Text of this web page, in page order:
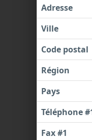
Adresse
Ville
Code postal
Région
Pays
Téléphone
Fax #1